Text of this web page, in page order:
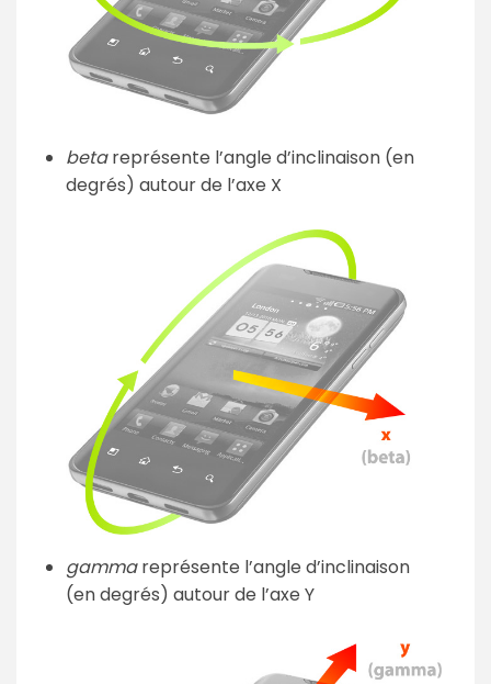
betareprésente l’angle d’inclinaison (en
degrés) autour de l’axe X
gammareprésente l’angle d’inclinaison
(en degrés) autour de l’axe Y